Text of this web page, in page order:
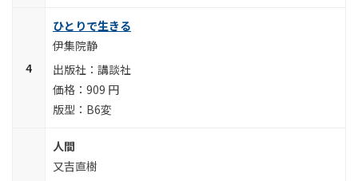
ひとりで生きる
伊集院静
講談社
909 円
B6変
人間
又吉直樹